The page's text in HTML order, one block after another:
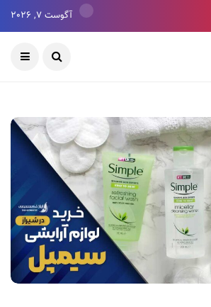
آگوست 7, 2026